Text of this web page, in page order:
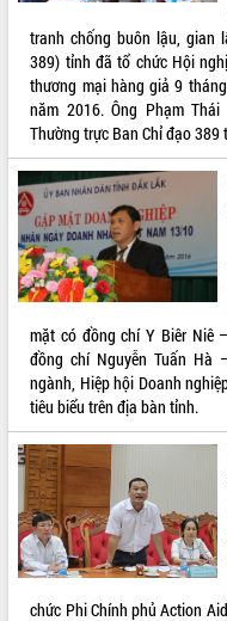
Đề án 06 tạo bước ngoặt đột phá
cải cách hành chính tỉnh Đắk Lắk
Kết nối tour, đẩy mạnh chuyển
để phát triển du lịch Đắk Lắk
Khởi động Dự án Đầu tư xây dựng
tầng kỹ thuật Cụm công nghiệp
Tiến
Gặp mặt các cơ quan báo chí
niệm 101 năm Ngày Báo chí Cách
mạng Việt Nam
Đắk Lắk sơ kết 4 năm triển khai
hiện Đề án 06 của Chính phủ
Họp báo thông tin về Hội nghị
Quy hoạch và Xúc tiến đầu tư
Lắk
Khơi thông điểm nghẽn, đẩy nhanh
giải ngân vốn khắc phục thiên tai
HĐND tỉnh thông qua điều chỉnh
hoạch tỉnh thời kỳ 2021-2030
Hội thảo góp ý hồ sơ điều chỉnh
hoạch tỉnh Đắk Lắk thời kỳ 2021-
tầm nhìn đến năm 2050
Nâng cao hiệu quả hoạt động của
tranh chống buôn lậu, gian
389) tỉnh đã tổ chức Hội
thương mại hàng giả 9
năm 2016. Ông Phạm
Thường trực Ban Chỉ đạo
mặt có đồng chí Y Biêr Niê
đồng chí Nguyễn Tuấn Hà
ngành, Hiệp hội Doanh
tiêu biểu trên địa bàn tỉnh.
chức Phi Chính phủ Action